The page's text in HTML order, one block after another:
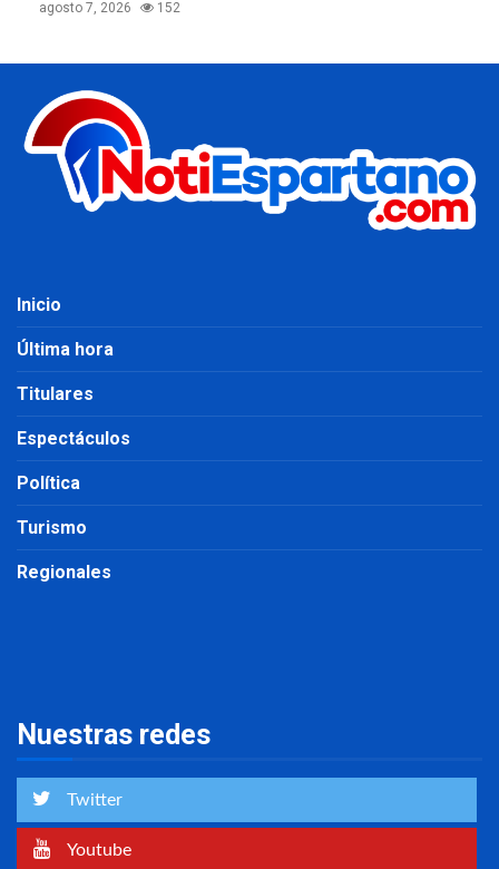
agosto 7, 2026 152
Inicio
Última hora
Titulares
Espectáculos
Política
Turismo
Regionales
Nuestras redes
Twitter
Youtube